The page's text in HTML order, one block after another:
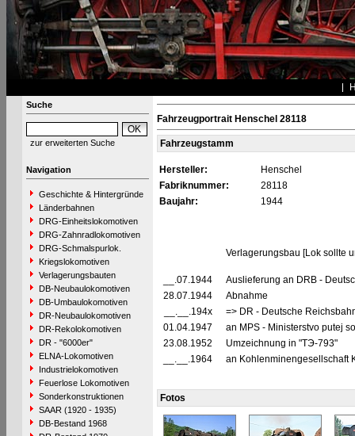
Suche
zur erweiterten Suche
Navigation
Geschichte & Hintergründe
Länderbahnen
DRG-Einheitslokomotiven
DRG-Zahnradlokomotiven
DRG-Schmalspurlok.
Kriegslokomotiven
Verlagerungsbauten
DB-Neubaulokomotiven
DB-Umbaulokomotiven
DR-Neubaulokomotiven
DR-Rekolokomotiven
DR - "6000er"
ELNA-Lokomotiven
Industrielokomotiven
Feuerlose Lokomotiven
Sonderkonstruktionen
SAAR (1920 - 1935)
DB-Bestand 1968
Fahrzeugportrait Henschel 28118
Fahrzeugstamm
Hersteller:
Henschel
Fabriknummer:
28118
Baujahr:
1944
Verlagerungsbau [Lok sollte
__.07.1944
Auslieferung an DRB -
28.07.1944
Abnahme
__.__.194x
=> DR - Deutsche
01.04.1947
an MPS - Ministerstvo putej
23.08.1952
Umzeichnung in "TЭ-793"
__.__.1964
an Kohlenminengesellschaft
Fotos